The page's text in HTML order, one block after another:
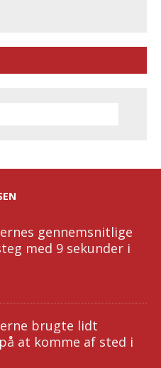
gennemsnitlige
med 9 sekunder i
brugte lidt
at komme af sted i